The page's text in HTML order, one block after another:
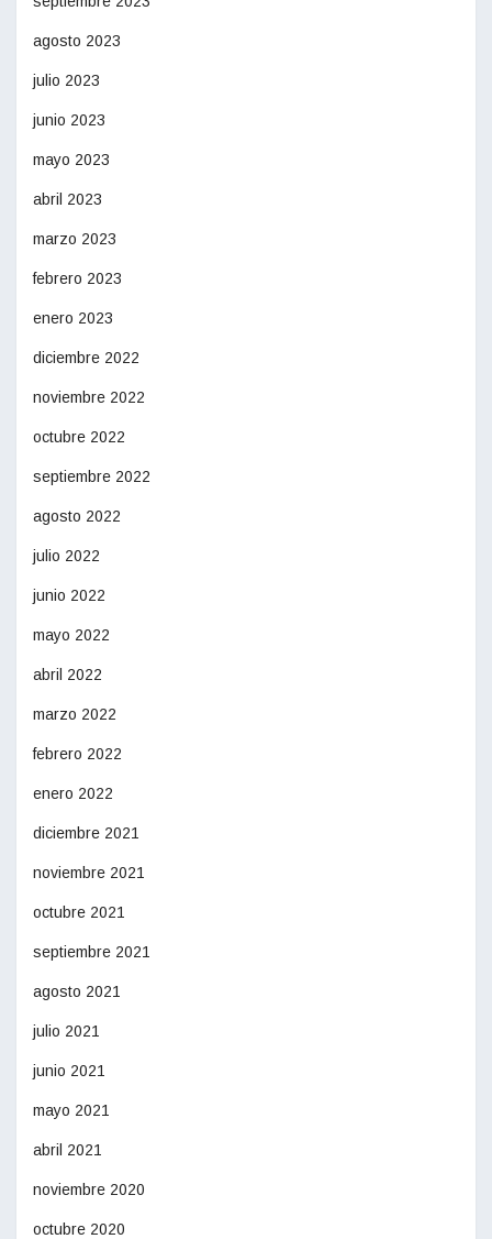
agosto 2023
julio 2023
junio 2023
mayo 2023
abril 2023
marzo 2023
febrero 2023
enero 2023
diciembre 2022
noviembre 2022
octubre 2022
septiembre 2022
agosto 2022
julio 2022
junio 2022
mayo 2022
abril 2022
marzo 2022
febrero 2022
enero 2022
diciembre 2021
noviembre 2021
octubre 2021
septiembre 2021
agosto 2021
julio 2021
junio 2021
mayo 2021
abril 2021
noviembre 2020
octubre 2020